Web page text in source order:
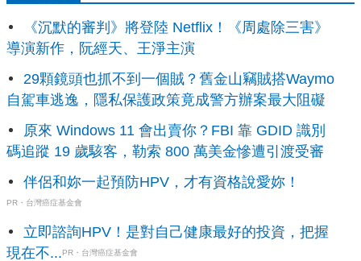
《沉默的審判》將登陸 Netflix！《周處除三害》
導演新作，阮經天、王淨主演
29顆鏡頭也抓不到一個賊？舊金山竊賊搭Waymo
自駕車逃逸，隱私保護政策竟成警方辦案最大阻礙
原來 Windows 11 會出賣你？FBI 靠 GDID 識別
碼追蹤 19 歲駭客，勒索 800 萬美金慘遭引渡受審
伴侶和妳一起預防HPV，才有資格說愛妳！
PR・台灣癌症基金會
立即諮詢HPV！是對自己健康最好的投資，把握
現在不...PR・台灣癌症基金會